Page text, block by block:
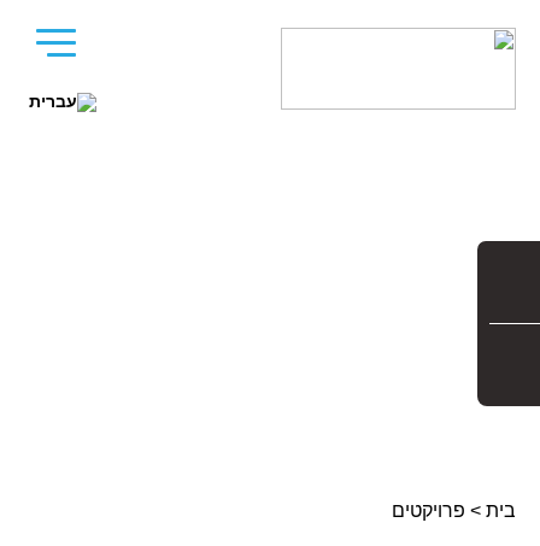
בית > פרויקטים